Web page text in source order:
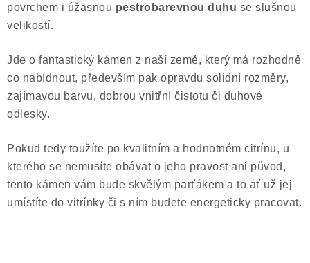
povrchem i úžasnou pestrobarevnou duhu se slušnou
velikostí.
Jde o fantastický kámen z naší země, který má rozhodně
co nabídnout, především pak opravdu solidní rozměry,
zajímavou barvu, dobrou vnitřní čistotu či duhové
odlesky.
Pokud tedy toužíte po kvalitním a hodnotném citrínu, u
kterého se nemusíte obávat o jeho pravost ani původ,
tento kámen vám bude skvělým parťákem a to ať už jej
umístíte do vitrínky či s ním budete energeticky pracovat.